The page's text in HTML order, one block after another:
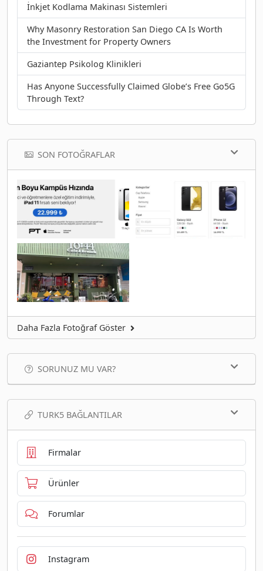
İnkjet Kodlama Makinası Sistemleri
Why Masonry Restoration San Diego CA Is Worth
the Investment for Property Owners
Gaziantep Psikolog Klinikleri
Has Anyone Successfully Claimed Globe’s Free Go5G
Through Text?
SON FOTOĞRAFLAR
Daha Fazla Fotoğraf Göster
SORUNUZ MU VAR?
TURK5 BAĞLANTILAR
Firmalar
Ürünler
Forumlar
Instagram